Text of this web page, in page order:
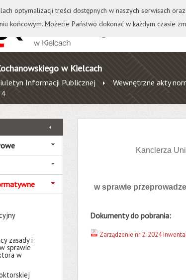
Biblioteka Wydawnictwo Wirtualna Uczelnia
w Kielcach
Informacji Publicznej Wewnętrzne akty
zasady i
sprawie
w
Kanclerza
w sprawie
Dokumenty do pobrania:
Zarządzenie nr 2-2024
optymalizacji treści dostępnych w naszych serwisach
końcowym. Możecie Państwo dokonać w każdym czasie